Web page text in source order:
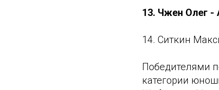
13. Чжен Олег -
14. Ситкин
Победителями
категории